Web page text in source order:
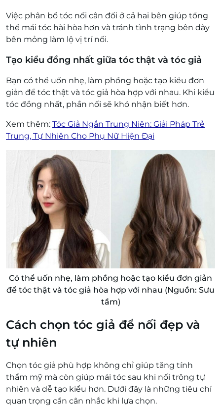
Việc phân bổ tóc nối cân đối ở cả hai bên giúp tổng
thể mái tóc hài hòa hơn và tránh tình trạng bên dày
bên mỏng làm lộ vị trí nối.
Tạo kiểu đồng nhất giữa tóc thật và tóc giả
Bạn có thể uốn nhẹ, làm phồng hoặc tạo kiểu đơn
giản để tóc thật và tóc giả hòa hợp với nhau. Khi kiểu
tóc đồng nhất, phần nối sẽ khó nhận biết hơn.
Xem thêm: Tóc Giả Ngắn Trung Niên: Giải Pháp Trẻ
Trung, Tự Nhiên Cho Phụ Nữ Hiện Đại
Có thể uốn nhẹ, làm phồng hoặc tạo kiểu đơn giản
để tóc thật và tóc giả hòa hợp với nhau (Nguồn: Sưu
tầm)
Cách chọn tóc giả để nối đẹp và
tự nhiên
Chọn tóc giả phù hợp không chỉ giúp tăng tính
thẩm mỹ mà còn giúp mái tóc sau khi nối trông tự
nhiên và dễ tạo kiểu hơn. Dưới đây là những tiêu chí
quan trọng cần cân nhắc khi lựa chọn.